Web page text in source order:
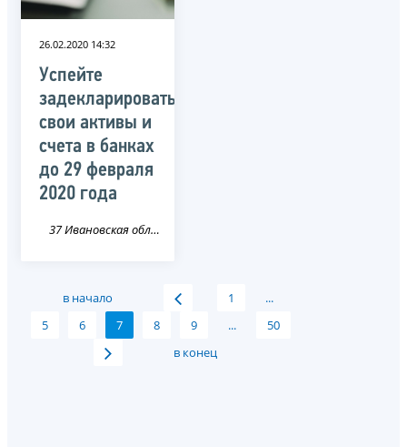
26.02.2020 14:32
Успейте
задекларировать
свои активы и
счета в банках
до 29 февраля
2020 года
37 Ивановская область
в начало 1
...
5
6 7 8 9 ...
50
в конец